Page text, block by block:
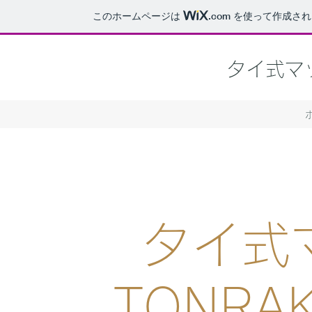
このホームページは .com を使って作成さ
タイ式マ
タイ式